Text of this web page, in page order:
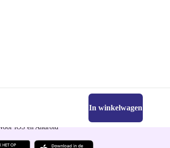
In winkelwagen
Voor iOS en Android